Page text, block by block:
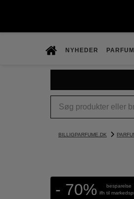
NYHEDER
BILLIGPARFUME.DK
- 70%
besparelse
ifh til